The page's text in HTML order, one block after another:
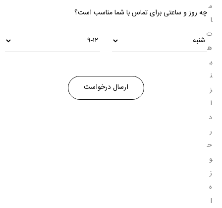
م
ا
ت
ه
ی
ن
ز
ا
د
ر
ح
و
ز
ه
I
چه روز و ساعتی برای تماس با شما مناسب است؟